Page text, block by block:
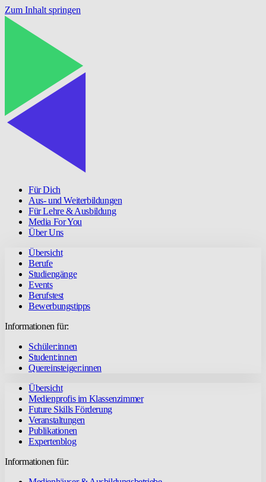
Zum Inhalt springen
Für Dich
Aus- und Weiterbildungen
Für Lehre & Ausbildung
Media For You
Über Uns
Übersicht
Berufe
Studiengänge
Events
Berufstest
Bewerbungstipps
Informationen für:
Schüler:innen
Student:innen
Quereinsteiger:innen
Übersicht
Medienprofis im Klassenzimmer
Future Skills Förderung
Veranstaltungen
Publikationen
Expertenblog
Informationen für: